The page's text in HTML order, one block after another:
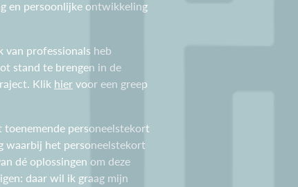
en persoonlijke ontwikkeling
professionals heb
stand te brengen in de
Klik hiervoor een greep
toenemende personeelstekort
waarbij het personeelstekort
dé oplossingen om deze
daar wil ik graag mijn